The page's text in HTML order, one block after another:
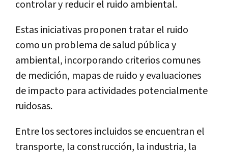
controlar y reducir el ruido ambiental.
Estas iniciativas proponen tratar el ruido
como un problema de salud pública y
ambiental, incorporando criterios comunes
de medición, mapas de ruido y evaluaciones
de impacto para actividades potencialmente
ruidosas.
Entre los sectores incluidos se encuentran el
transporte, la construcción, la industria, la